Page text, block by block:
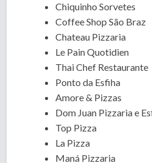
Chiquinho Sorvetes
Coffee Shop São Braz
Chateau Pizzaria
Le Pain Quotidien
Thai Chef Restaurante
Ponto da Esfiha
Amore & Pizzas
Dom Juan Pizzaria e
Top Pizza
La Pizza
Maná Pizzaria